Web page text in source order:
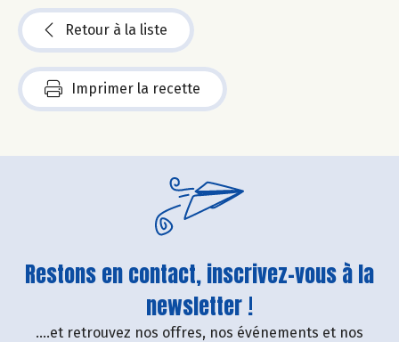
Retour à la liste
Imprimer la recette
Restons en contact, inscrivez-vous à la
newsletter !
....et retrouvez nos offres, nos événements et nos